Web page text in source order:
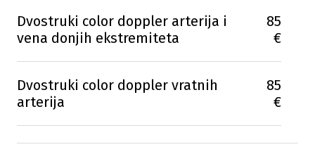
Dvostruki color doppler arterija i
vena donjih ekstremiteta
85
€
Dvostruki color doppler vratnih
arterija
85
€